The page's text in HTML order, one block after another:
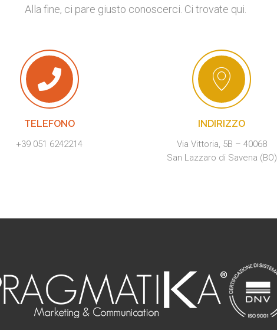
Alla fine, ci pare giusto conoscerci. Ci trovate qui.
TELEFONO
+39 051 6242214
INDIRIZZO
Via Vittoria, 5B – 40068
San Lazzaro di Savena (BO)